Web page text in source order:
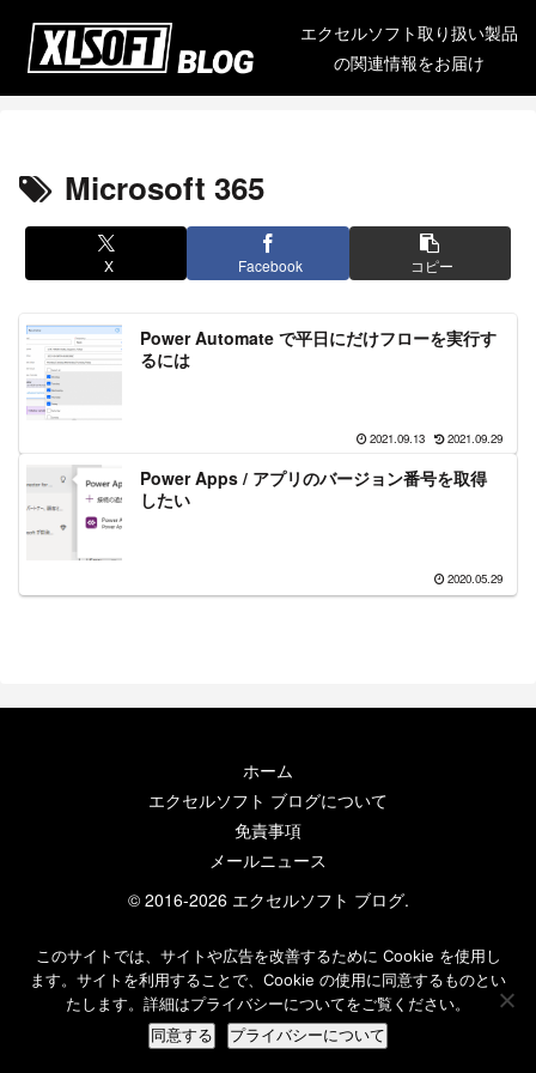
エクセルソフト取り扱い製品
の関連情報をお届け
Microsoft 365
X Facebook コピー
Power Automate で平日にだけフローを実行す
るには
2021.09.13 2021.09.29
Power Apps / アプリのバージョン番号を取得
したい
2020.05.29
ホーム
エクセルソフト ブログについて
免責事項
メールニュース
© 2016-2026 エクセルソフト ブログ.
このサイトでは、サイトや広告を改善するために Cookie を使用し
ます。サイトを利用することで、Cookie の使用に同意するものとい
たします。詳細はプライバシーについてをご覧ください。
同意する プライバシーについて